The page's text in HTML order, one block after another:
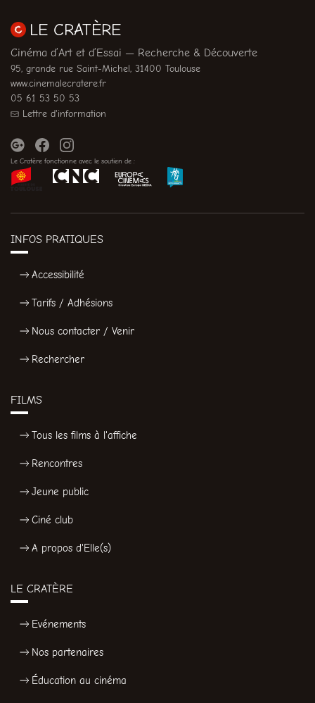
LE CRATÈRE
Cinéma d’Art et d’Essai — Recherche & Découverte
95, grande rue Saint-Michel, 31400 Toulouse
www.cinemalecratere.fr
05 61 53 50 53
Lettre d'information
Le Cratère fonctionne avec le soutien de :
INFOS PRATIQUES
Accessibilité
Tarifs / Adhésions
Nous contacter / Venir
Rechercher
FILMS
Tous les films à l'affiche
Rencontres
Jeune public
Ciné club
A propos d'Elle(s)
LE CRATÈRE
Evénements
Nos partenaires
Éducation au cinéma